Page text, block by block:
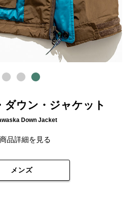
ダウン・ジャケット
Down Jacket
商品詳細を見る
メンズ